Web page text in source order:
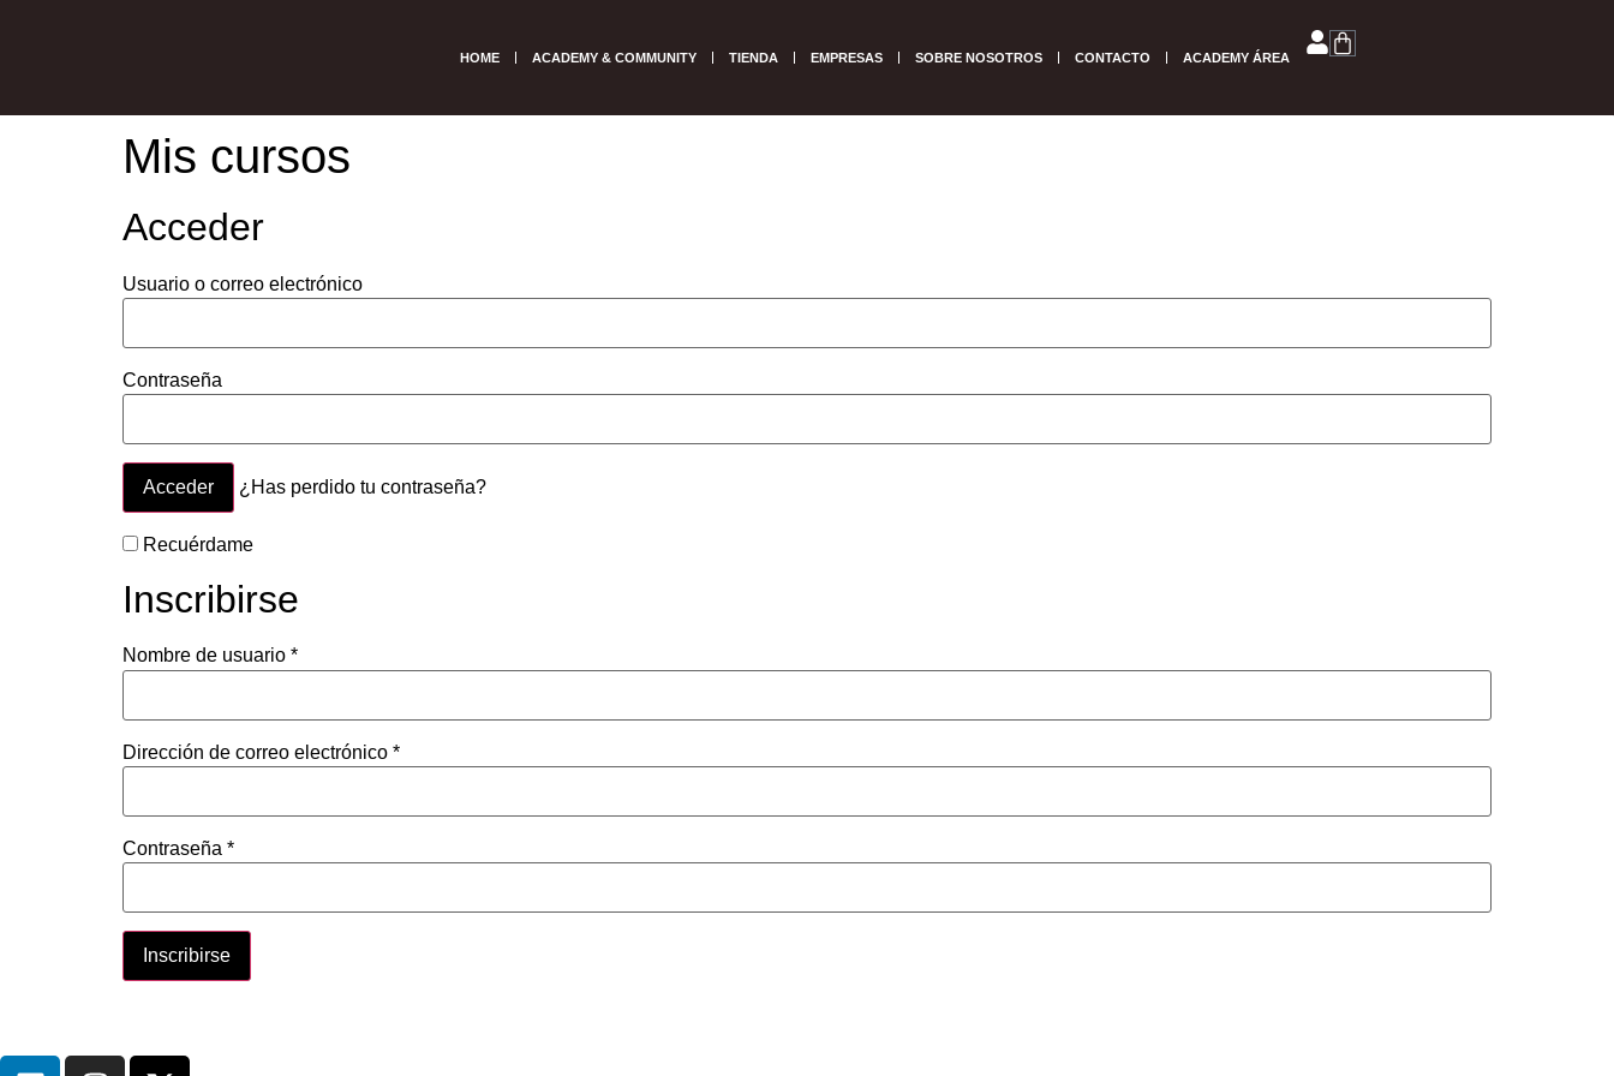
HOME ACADEMY & COMMUNITY TIENDA EMPRESAS SOBRE NOSOTROS CONTACTO ACADEMY ÁREA
Mis cursos
Acceder
Usuario o correo electrónico
Contraseña
¿Has perdido tu contraseña?
Recuérdame
Inscribirse
Nombre de usuario *
Dirección de correo electrónico *
Contraseña *